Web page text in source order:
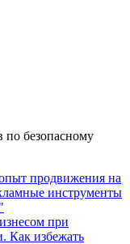
по безопасному
продвижения на
инструменты
при
Как избежать